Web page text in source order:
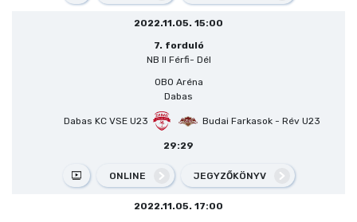
2022.11.05. 15:00
7. forduló
NB II Férfi- Dél
OBO Aréna
Dabas
Dabas KC VSE U23 Budai Farkasok - Rév U23
29:29
ONLINE JEGYZŐKÖNYV
2022.11.05. 17:00